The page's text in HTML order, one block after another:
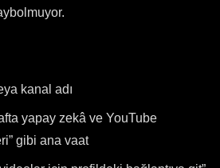
kanal adı
yapay zekâ ve YouTube
gibi ana vaat